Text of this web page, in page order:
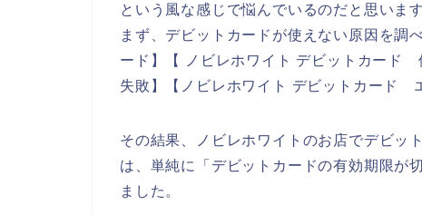
という風な感じで悩んでいるのだと思いま
まず、デビットカードが使えない原因を調
ード】【 ノビレホワイト デビットカード
失敗】【ノビレホワイト デビットカード
その結果、ノビレホワイトのお店でデビッ
は、単純に「デビットカードの有効期限が
ました。